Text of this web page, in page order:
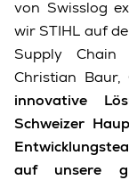
von Swisslog
wir STIHL auf
Supply Chain
Christian Baur,
innovative
Schweizer
auf unsere